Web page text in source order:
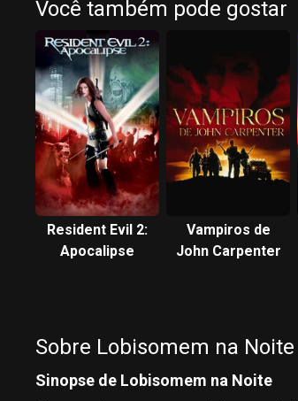
Você também pode gostar
Resident Evil 2:
Apocalipse
Vampiros de
John Carpenter
Sobre Lobisomem na Noite
Sinopse de Lobisomem na Noite